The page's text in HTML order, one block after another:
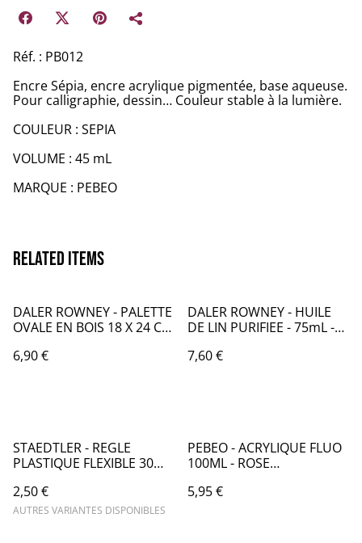
Réf. : PB012
Encre Sépia, encre acrylique pigmentée, base aqueuse.
Pour calligraphie, dessin… Couleur stable à la lumière.
COULEUR : SEPIA
VOLUME : 45 mL
MARQUE : PEBEO
Related items
DALER ROWNEY - PALETTE
OVALE EN BOIS 18 X 24 CM
6,90 €
DALER ROWNEY - HUILE
DE LIN PURIFIEE - 75mL -
7,60 €
STAEDTLER - REGLE
PLASTIQUE FLEXIBLE 30
2,50 €
AUTRES VARIANTES DISPONIBLES
PEBEO - ACRYLIQUE FLUO
100ML - ROSE
5,95 €